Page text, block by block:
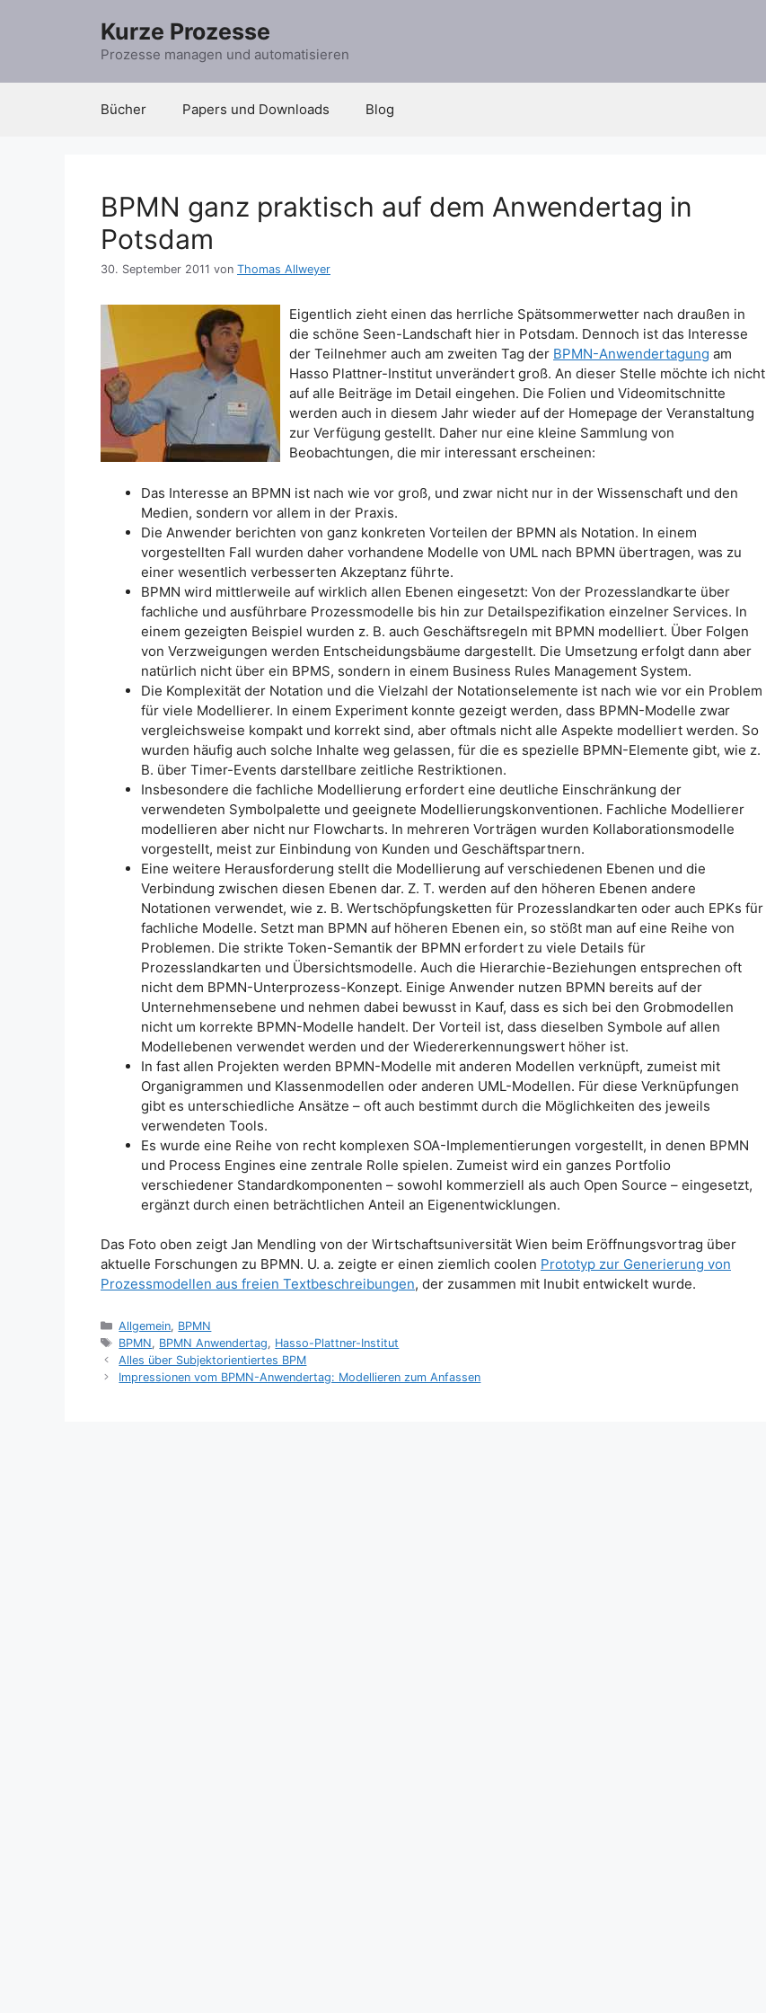
Kurze Prozesse
Prozesse managen und automatisieren
Bücher Papers und Downloads Blog
BPMN ganz praktisch auf dem Anwendertag in
Potsdam
30. September 2011 von Thomas Allweyer
Eigentlich zieht einen das herrliche Spätsommerwetter nach draußen in
die schöne Seen-Landschaft hier in Potsdam. Dennoch ist das Interesse
der Teilnehmer auch am zweiten Tag der BPMN-Anwendertagung am
Hasso Plattner-Institut unverändert groß. An dieser Stelle möchte ich nicht
auf alle Beiträge im Detail eingehen. Die Folien und Videomitschnitte
werden auch in diesem Jahr wieder auf der Homepage der Veranstaltung
zur Verfügung gestellt. Daher nur eine kleine Sammlung von
Beobachtungen, die mir interessant erscheinen:
Das Interesse an BPMN ist nach wie vor groß, und zwar nicht nur in der Wissenschaft und den
Medien, sondern vor allem in der Praxis.
Die Anwender berichten von ganz konkreten Vorteilen der BPMN als Notation. In einem
vorgestellten Fall wurden daher vorhandene Modelle von UML nach BPMN übertragen, was zu
einer wesentlich verbesserten Akzeptanz führte.
BPMN wird mittlerweile auf wirklich allen Ebenen eingesetzt: Von der Prozesslandkarte über
fachliche und ausführbare Prozessmodelle bis hin zur Detailspezifikation einzelner Services. In
einem gezeigten Beispiel wurden z. B. auch Geschäftsregeln mit BPMN modelliert. Über Folgen
von Verzweigungen werden Entscheidungsbäume dargestellt. Die Umsetzung erfolgt dann aber
natürlich nicht über ein BPMS, sondern in einem Business Rules Management System.
Die Komplexität der Notation und die Vielzahl der Notationselemente ist nach wie vor ein Problem
für viele Modellierer. In einem Experiment konnte gezeigt werden, dass BPMN-Modelle zwar
vergleichsweise kompakt und korrekt sind, aber oftmals nicht alle Aspekte modelliert werden. So
wurden häufig auch solche Inhalte weg gelassen, für die es spezielle BPMN-Elemente gibt, wie z.
B. über Timer-Events darstellbare zeitliche Restriktionen.
Insbesondere die fachliche Modellierung erfordert eine deutliche Einschränkung der
verwendeten Symbolpalette und geeignete Modellierungskonventionen. Fachliche Modellierer
modellieren aber nicht nur Flowcharts. In mehreren Vorträgen wurden Kollaborationsmodelle
vorgestellt, meist zur Einbindung von Kunden und Geschäftspartnern.
Eine weitere Herausforderung stellt die Modellierung auf verschiedenen Ebenen und die
Verbindung zwischen diesen Ebenen dar. Z. T. werden auf den höheren Ebenen andere
Notationen verwendet, wie z. B. Wertschöpfungsketten für Prozesslandkarten oder auch EPKs für
fachliche Modelle. Setzt man BPMN auf höheren Ebenen ein, so stößt man auf eine Reihe von
Problemen. Die strikte Token-Semantik der BPMN erfordert zu viele Details für
Prozesslandkarten und Übersichtsmodelle. Auch die Hierarchie-Beziehungen entsprechen oft
nicht dem BPMN-Unterprozess-Konzept. Einige Anwender nutzen BPMN bereits auf der
Unternehmensebene und nehmen dabei bewusst in Kauf, dass es sich bei den Grobmodellen
nicht um korrekte BPMN-Modelle handelt. Der Vorteil ist, dass dieselben Symbole auf allen
Modellebenen verwendet werden und der Wiedererkennungswert höher ist.
In fast allen Projekten werden BPMN-Modelle mit anderen Modellen verknüpft, zumeist mit
Organigrammen und Klassenmodellen oder anderen UML-Modellen. Für diese Verknüpfungen
gibt es unterschiedliche Ansätze – oft auch bestimmt durch die Möglichkeiten des jeweils
verwendeten Tools.
Es wurde eine Reihe von recht komplexen SOA-Implementierungen vorgestellt, in denen BPMN
und Process Engines eine zentrale Rolle spielen. Zumeist wird ein ganzes Portfolio
verschiedener Standardkomponenten – sowohl kommerziell als auch Open Source – eingesetzt,
ergänzt durch einen beträchtlichen Anteil an Eigenentwicklungen.
Das Foto oben zeigt Jan Mendling von der Wirtschaftsuniversität Wien beim Eröffnungsvortrag über
aktuelle Forschungen zu BPMN. U. a. zeigte er einen ziemlich coolen Prototyp zur Generierung von
Prozessmodellen aus freien Textbeschreibungen, der zusammen mit Inubit entwickelt wurde.
Kategorien
Allgemein, BPMN
Schlagwörter
BPMN, BPMN Anwendertag, Hasso-Plattner-Institut
Alles über Subjektorientiertes BPM
Impressionen vom BPMN-Anwendertag: Modellieren zum Anfassen